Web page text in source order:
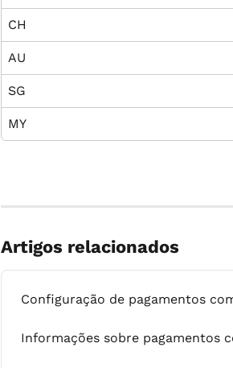
CH
AU
SG
MY
Artigos relacionados
Configuração de pagamentos
Informações sobre pagamentos